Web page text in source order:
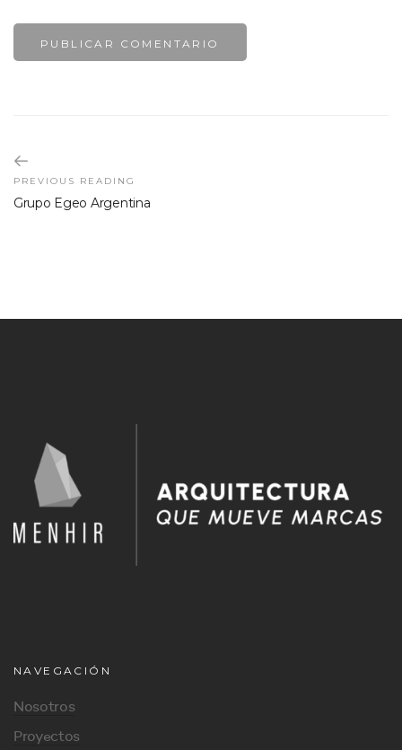
PREVIOUS READING
Grupo Egeo Argentina
NAVEGACIÓN
Nosotros
Proyectos